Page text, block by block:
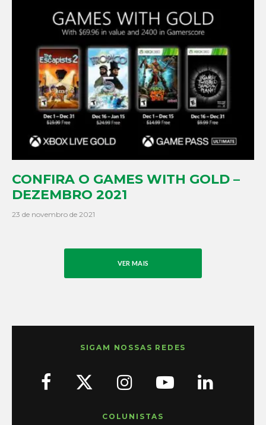
CONFIRA O GAMES WITH GOLD –
DEZEMBRO 2021
23 de novembro de 2021
VER MAIS
SIGAM NOSSAS REDES
COLUNISTAS